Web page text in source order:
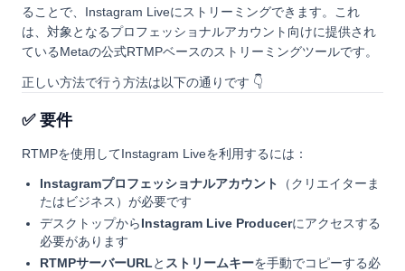
ることで、Instagram Liveにストリーミングできます。これ
は、対象となるプロフェッショナルアカウント向けに提供され
ているMetaの公式RTMPベースのストリーミングツールです。
正しい方法で行う方法は以下の通りです 👇
✅ 要件
RTMPを使用してInstagram Liveを利用するには：
Instagramプロフェッショナルアカウント
（クリエイターま
たはビジネス）が必要です
デスクトップからInstagram Live Producerにアクセスする
必要があります
RTMPサーバーURLと ストリームキーを手動でコピーする必